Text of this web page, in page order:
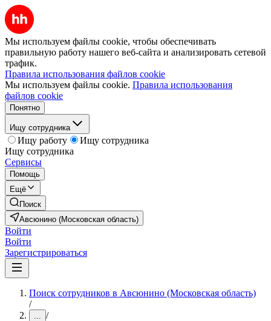
Мы используем файлы cookie, чтобы обеспечивать
правильную работу нашего веб-сайта и анализировать сетевой
трафик.
Правила использования файлов cookie
Мы используем файлы cookie. Правила использования
файлов cookie
Понятно
Ищу сотрудника
Ищу работу
Ищу сотрудника
Ищу сотрудника
Сервисы
Помощь
Ещё
Поиск
Авсюнино (Московская область)
Войти
Войти
Зарегистрироваться
Поиск сотрудников в Авсюнино (Московская область)
/
... /